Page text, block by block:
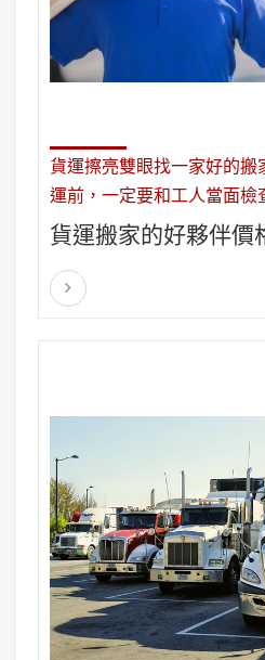
貨運擦亮雙眼找一家好的搬
運前，一定要和工人當面檢
缺，並叮囑工人一些需要注
貨運搬家的好夥伴價